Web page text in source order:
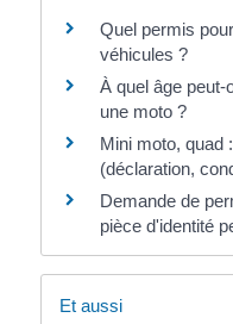
Quel permis
véhicules ?
À quel âge peut-
une moto ?
Mini moto, quad
(déclaration,
Demande de
pièce d'identité
Et aussi